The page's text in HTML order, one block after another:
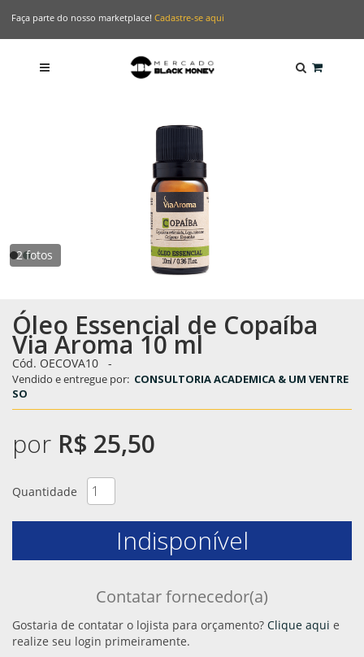
Faça parte do nosso marketplace! Cadastre-se aqui
2 fotos
Óleo Essencial de Copaíba
Via Aroma 10 ml
Cód. OECOVA10 -
Vendido e entregue por: CONSULTORIA ACADEMICA & UM VENTRE
SO
por R$ 25,50
Quantidade
Indisponível
Contatar fornecedor(a)
Gostaria de contatar o lojista para orçamento? Clique aqui e
realize seu login primeiramente.